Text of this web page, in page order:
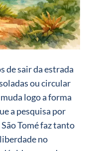
de sair da estrada
ou circular
logo a forma
a pesquisa por
Tomé faz tanto
no